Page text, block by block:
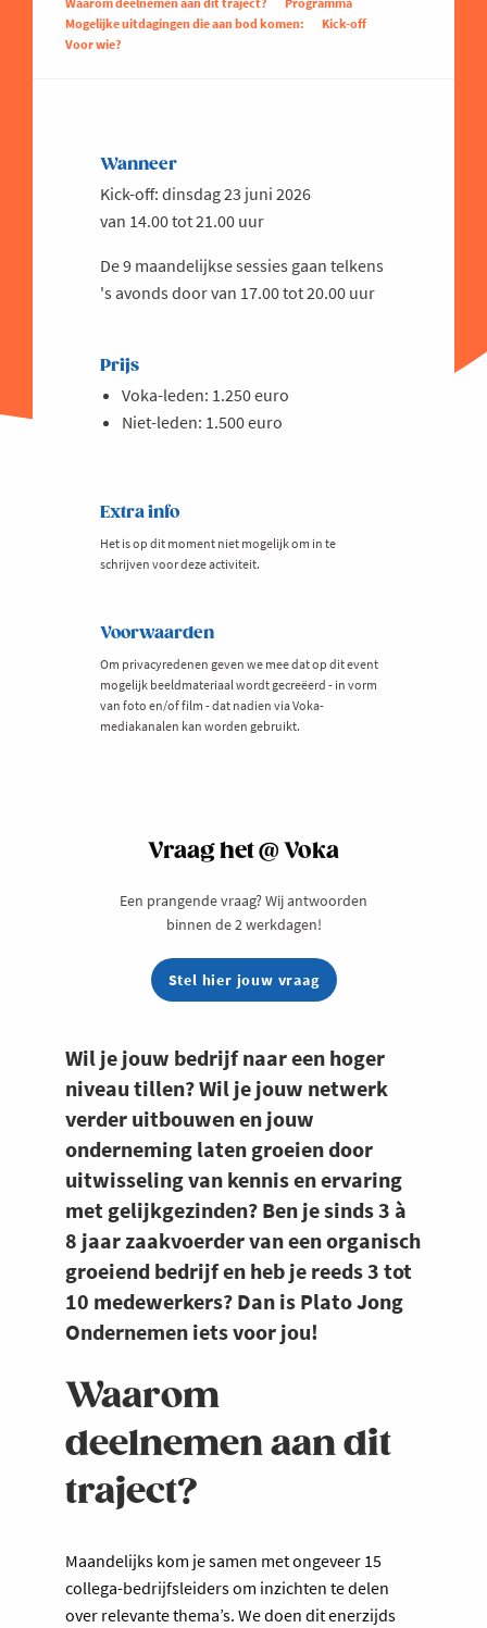
Mogelijke uitdagingen die aan bod komen:
Kick-off
Voor wie?
Wil je jouw bedrijf naar een hoger
niveau tillen? Wil je jouw netwerk
verder uitbouwen en jouw
onderneming laten groeien door
uitwisseling van kennis en ervaring
met gelijkgezinden? Ben je sinds 3 à
8 jaar zaakvoerder van een organisch
groeiend bedrijf en heb je reeds 3 tot
10 medewerkers? Dan is Plato Jong
Ondernemen iets voor jou!
Waarom
deelnemen aan dit
traject?
Maandelijks kom je samen met ongeveer 15
collega-bedrijfsleiders om inzichten te delen
over relevante thema’s. We doen dit enerzijds
Wanneer
Kick-off: dinsdag 23 juni 2026
van 14.00 tot 21.00 uur
De 9 maandelijkse sessies gaan telkens
's avonds door van 17.00 tot 20.00 uur
Prijs
Voka-leden: 1.250 euro
Niet-leden: 1.500 euro
Extra info
Het is op dit moment niet mogelijk om in te
schrijven voor deze activiteit.
Voorwaarden
Om privacyredenen geven we mee dat op dit event
mogelijk beeldmateriaal wordt gecreëerd - in vorm
van foto en/of film - dat nadien via Voka-
mediakanalen kan worden gebruikt.
Vraag het @ Voka
Een prangende vraag? Wij antwoorden
binnen de 2 werkdagen!
Stel hier jouw vraag